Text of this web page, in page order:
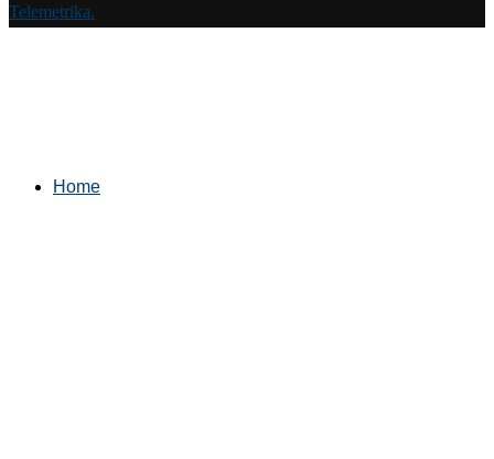
Telemetrika.
Home